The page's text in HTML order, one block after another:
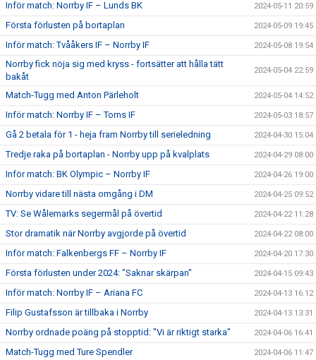
Inför match: Norrby IF – Lunds BK 2024-05-11 20:59
Första förlusten på bortaplan 2024-05-09 19:45
Inför match: Tvååkers IF – Norrby IF 2024-05-08 19:54
Norrby fick nöja sig med kryss - fortsätter att hålla tätt
bakåt
2024-05-04 22:59
Match-Tugg med Anton Pärleholt 2024-05-04 14:52
Inför match: Norrby IF – Torns IF 2024-05-03 18:57
Gå 2 betala för 1 - heja fram Norrby till serieledning 2024-04-30 15:04
Tredje raka på bortaplan - Norrby upp på kvalplats 2024-04-29 08:00
Inför match: BK Olympic – Norrby IF 2024-04-26 19:00
Norrby vidare till nästa omgång i DM 2024-04-25 09:52
TV: Se Wålemarks segermål på övertid 2024-04-22 11:28
Stor dramatik när Norrby avgjorde på övertid 2024-04-22 08:00
Inför match: Falkenbergs FF – Norrby IF 2024-04-20 17:30
Första förlusten under 2024: "Saknar skärpan" 2024-04-15 09:43
Inför match: Norrby IF – Ariana FC 2024-04-13 16:12
Filip Gustafsson är tillbaka i Norrby 2024-04-13 13:31
Norrby ordnade poäng på stopptid: "Vi är riktigt starka" 2024-04-06 16:41
Match-Tugg med Ture Spendler 2024-04-06 11:47